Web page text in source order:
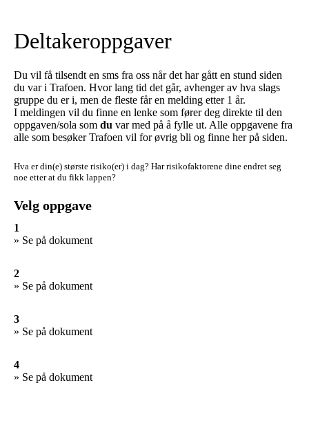
Deltakeroppgaver
Du vil få tilsendt en sms fra oss når det har gått en stund siden
du var i Trafoen. Hvor lang tid det går, avhenger av hva slags
gruppe du er i, men de fleste får en melding etter 1 år.
I meldingen vil du finne en lenke som fører deg direkte til den
oppgaven/sola som du var med på å fylle ut. Alle oppgavene fra
alle som besøker Trafoen vil for øvrig bli og finne her på siden.
Hva er din(e) største risiko(er) i dag? Har risikofaktorene dine endret seg
noe etter at du fikk lappen?
Velg oppgave
1
» Se på dokument
2
» Se på dokument
3
» Se på dokument
4
» Se på dokument